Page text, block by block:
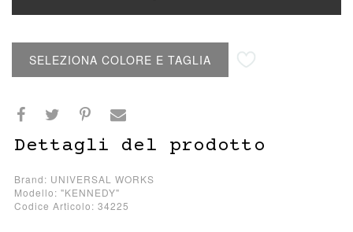
SELEZIONA COLORE E TAGLIA
Dettagli del prodotto
Brand: UNIVERSAL WORKS
Modello: "KENNEDY"
Codice Articolo: 34225